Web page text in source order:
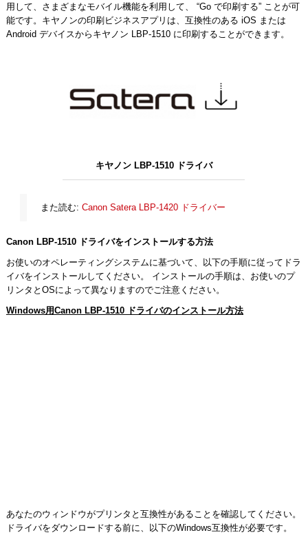
用して、さまざまなモバイル機能を利用して、 “Go で印刷する” ことが可
能です。キヤノンの印刷ビジネスアプリは、互換性のある iOS または
Android デバイスからキヤノン LBP-1510 に印刷することができます。
キヤノン LBP-1510 ドライバ
また読む: Canon Satera LBP-1420 ドライバー
Canon LBP-1510 ドライバをインストールする方法
お使いのオペレーティングシステムに基づいて、以下の手順に従ってドラ
イバをインストールしてください。 インストールの手順は、お使いのプ
リンタとOSによって異なりますのでご注意ください。
Windows用Canon LBP-1510 ドライバのインストール方法
あなたのウィンドウがプリンタと互換性があることを確認してください。
ドライバをダウンロードする前に、以下のWindows互換性が必要です。